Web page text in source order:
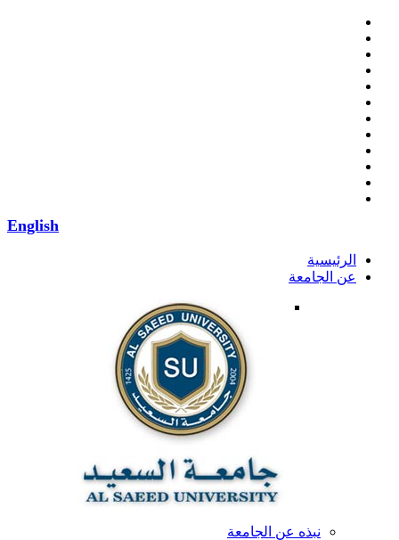
English
الرئيسية
عن الجامعة
نبذه عن الجامعة